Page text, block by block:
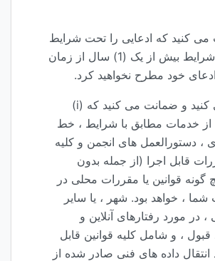
کنید که ادعایی را تحت شرایط
یا مربوط به شرایط بیش از یک (1) سال از زمان
خود مطرح نخواهید کرد.
شما بیان می کنید و ضمانت می کنید که (i)
از خدمات مطابق با شرایط ، خط
، دستورالعمل های انجمن و کلیه
قابل اجرا (از جمله بدون
گونه قوانین یا مقررات محلی در
شما ، خواهد بود. شهر ، یا سایر
در مورد رفتارهای آنلاین و
قبول ، و شامل کلیه قوانین قابل
انتقال داده های فنی صادر شده از